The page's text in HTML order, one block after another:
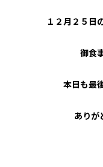
１２月２５日
御食
本日も最
あり